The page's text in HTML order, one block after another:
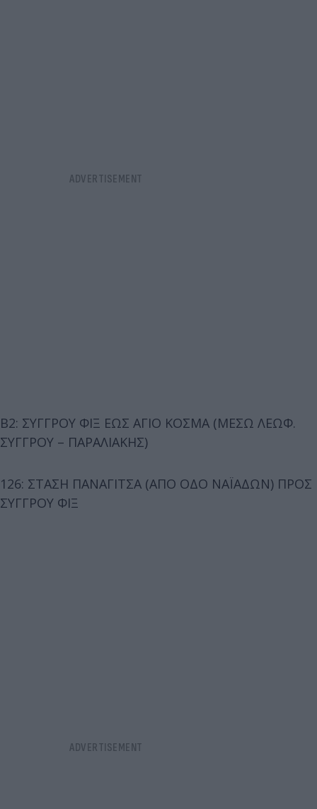
Β2: ΣΥΓΓΡΟΥ ΦΙΞ ΕΩΣ ΑΓΙΟ ΚΟΣΜΑ (ΜΕΣΩ ΛΕΩΦ.
ΣΥΓΓΡΟΥ – ΠΑΡΑΛΙΑΚΗΣ)
126: ΣΤΑΣΗ ΠΑΝΑΓΙΤΣΑ (ΑΠΟ ΟΔΟ NAΪΑΔΩΝ) ΠΡΟΣ
ΣΥΓΓΡΟΥ ΦΙΞ